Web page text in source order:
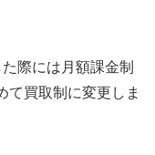
際には月額課金制
て買取制に変更しま